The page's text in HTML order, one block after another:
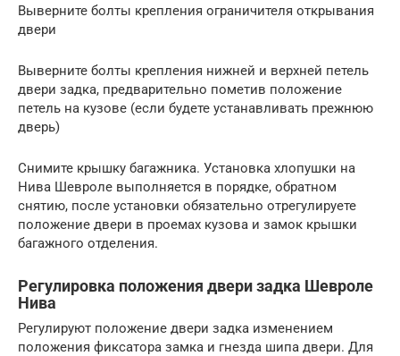
Выверните болты крепления ограничителя открывания
двери
Выверните болты крепления нижней и верхней петель
двери задка, предварительно пометив положение
петель на кузове (если будете устанавливать прежнюю
дверь)
Снимите крышку багажника. Установка хлопушки на
Нива Шевроле выполняется в порядке, обратном
снятию, после установки обязательно отрегулируете
положение двери в проемах кузова и замок крышки
багажного отделения.
Регулировка положения двери задка Шевроле
Нива
Регулируют положение двери задка изменением
положения фиксатора замка и гнезда шипа двери. Для